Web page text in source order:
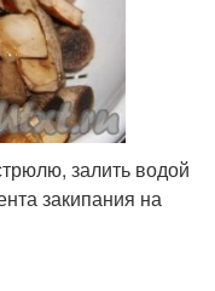
залить водой
закипания на